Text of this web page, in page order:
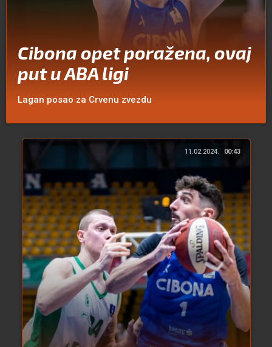
Cibona opet poražena, ovaj
put u ABA ligi
Lagan posao za Crvenu zvezdu
11.02.2024. 00:43